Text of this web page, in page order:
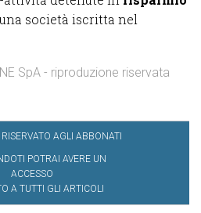
società iscritta nel
SpA - riproduzione riservata
AGLI ABBONATI
POTRAI AVERE UN
ACCESSO
A TUTTI GLI ARTICOLI